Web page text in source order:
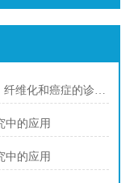
Piuma压痕仪测量机械特征在骨关节炎、纤维化和癌症的诊断中发挥作用。
中的应用
中的应用